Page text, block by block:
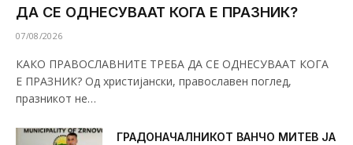
ДА СЕ ОДНЕСУВААТ КОГА Е ПРАЗНИК?
07/08/2026
КАКО ПРАВОСЛАВНИТЕ ТРЕБА ДА СЕ ОДНЕСУВААТ КОГА
Е ПРАЗНИК? Од христијански, православен поглед,
празникот не…
ГРАДОНАЧАЛНИКОТ ВАНЧО МИТЕВ ЈА